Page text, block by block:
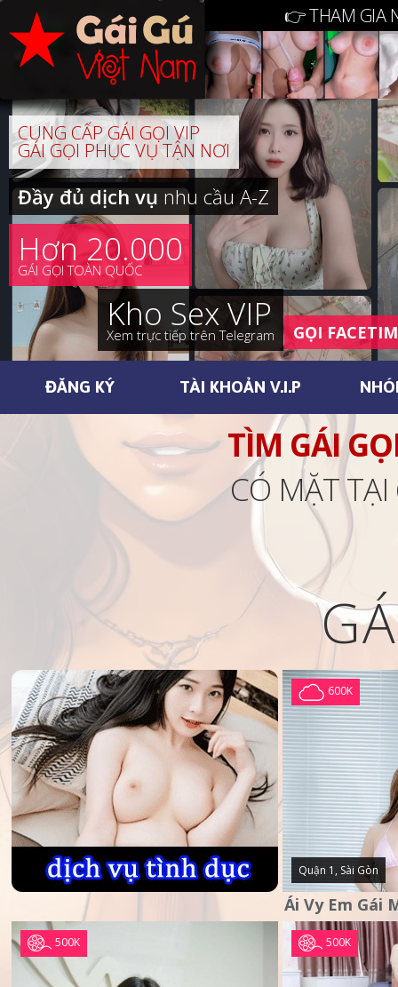
👉 THAM GIA
CUNG CẤP GÁI GỌI VIP
GÁI GỌI PHỤC VỤ TẬN NƠI
Đầy đủ dịch vụnhu cầu A-Z
Hơn 20.000
GÁI GỌI TOÀN QUỐC
Kho Sex VIP
Xem trực tiếp trên Telegram GỌI
ĐĂNG KÝ TÀI KHOẢN V.I.P
TÌM GÁI
CÓ MẶT
600K
Quận 1, Sài Gòn
500K 500K